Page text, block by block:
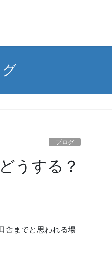
ブログ
うする？
舎までと思われる場